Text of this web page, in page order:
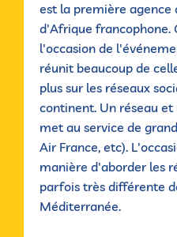
est la première
d'Afrique francophone.
l'occasion de
réunit beaucoup de
plus sur les réseaux
continent. Un réseau
met au service de
Air France, etc).
manière d'aborder les
parfois très différente
Méditerranée.